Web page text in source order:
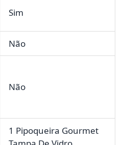
Sim
Não
Não
1 Pipoqueira Gourmet